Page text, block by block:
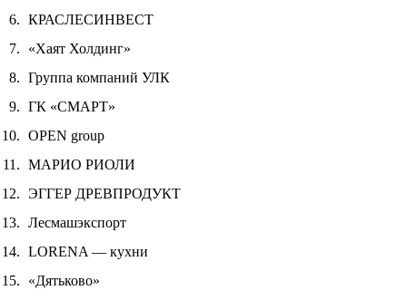
КРАСЛЕСИНВЕСТ
«Хаят Холдинг»
Группа компаний УЛК
ГК «СМАРТ»
OPEN group
МАРИО РИОЛИ
ЭГГЕР ДРЕВПРОДУКТ
Лесмашэкспорт
LORENA — кухни
«Дятьково»